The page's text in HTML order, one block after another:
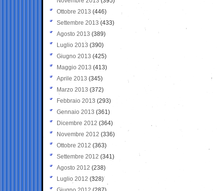
Ottobre 2013 (446)
Settembre 2013 (433)
Agosto 2013 (389)
Luglio 2013 (390)
Giugno 2013 (425)
Maggio 2013 (413)
Aprile 2013 (345)
Marzo 2013 (372)
Febbraio 2013 (293)
Gennaio 2013 (361)
Dicembre 2012 (364)
Novembre 2012 (336)
Ottobre 2012 (363)
Settembre 2012 (341)
Agosto 2012 (238)
Luglio 2012 (328)